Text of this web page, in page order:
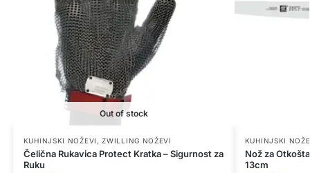
Out of stock
KUHINJSKI NOŽEVI ,ZWILLING NOŽEVI
Čelična Rukavica Protect Kratka – Sigurnost za
Ruku
KUHINJSKI
Nož za
13cm